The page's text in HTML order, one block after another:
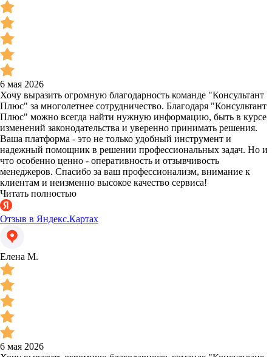
6 мая 2026
Хочу выразить огромную благодарность команде "Консультант
Плюс" за многолетнее сотрудничество. Благодаря "Консультант
Плюс" можно всегда найти нужную информацию, быть в курсе
изменений законодательства и уверенно принимать решения.
Ваша платформа - это не только удобный инструмент и
надежный помощник в решении профессиональных задач. Но и
что особенно ценно - оперативность и отзывчивость
менеджеров. Спасибо за ваш профессионализм, внимание к
клиентам и неизменно высокое качество сервиса!
Читать полностью
Отзыв в Яндекс.Картах
Елена М.
6 мая 2026